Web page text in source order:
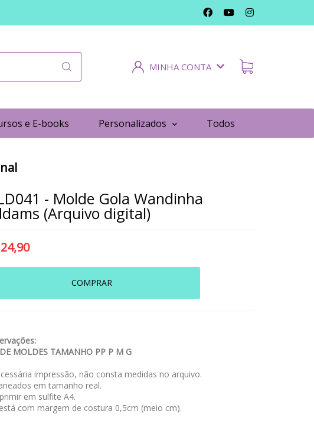
MINHA CONTA
e E-books Personalizados Todos
- Molde Gola Wandinha
(Arquivo digital)
24,90
COMPRAR
MOLDES TAMANHO PP P M G
impressão, não consta medidas no arquivo.
em tamanho real.
em sulfite A4.
está com margem de costura 0,5cm (meio cm).